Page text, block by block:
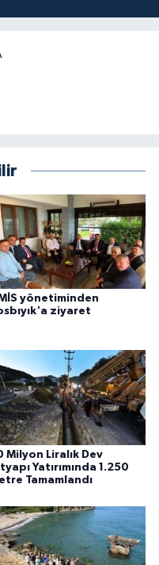
yönetiminden
ziyaret
Milyon Liralık Dev
Yatırımında 1.250
Tamamlandı